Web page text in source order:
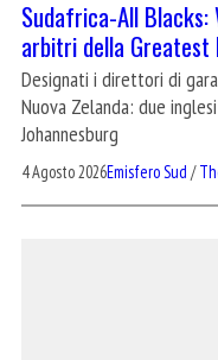
Sudafrica-All
arbitri della Greatest
Designati i direttori di
Nuova Zelanda: due
Johannesburg
4 Agosto 2026Emisfero Sud /